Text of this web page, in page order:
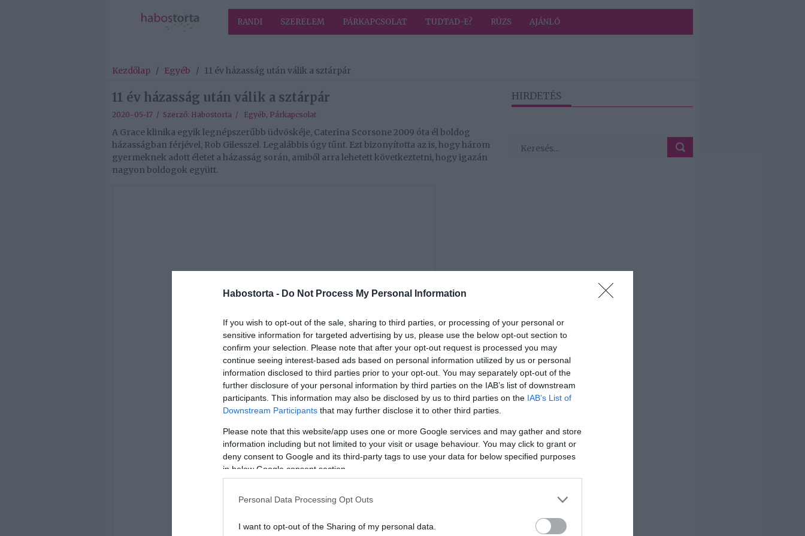
Habostorta - Do Not Process My Personal Information
If you wish to opt-out of the sale, sharing to third parties, or processing of your personal or
sensitive information for targeted advertising by us, please use the below opt-out section to
confirm your selection. Please note that after your opt-out request is processed you may
continue seeing interest-based ads based on personal information utilized by us or personal
information disclosed to third parties prior to your opt-out. You may separately opt-out of the
further disclosure of your personal information by third parties on the IAB’s list of downstream
participants. This information may also be disclosed by us to third parties on the IAB’s List of
Downstream Participants that may further disclose it to other third parties.
Please note that this website/app uses one or more Google services and may gather and store
information including but not limited to your visit or usage behaviour. You may click to grant or
deny consent to Google and its third-party tags to use your data for below specified purposes
in below Google consent section.
Personal Data Processing Opt Outs
I want to opt-out of the Sharing of my personal data.
RANDI SZERELEM PÁRKAPCSOLAT TUDTAD-E? RÚZS AJÁNLÓ
Kezdőlap / Egyéb / 11 év házasság után válik a sztárpár
11 év házasság után válik a sztárpár
2020-05-17 / Szerző: Habostorta / Egyéb, Párkapcsolat
A Grace klinika egyik legnépszerűbb üdvöskéje, Caterina Scorsone 2009 óta él boldog
házasságban férjével, Rob Gilesszel. Legalábbis úgy tűnt. Ezt bizonyította az is, hogy három
gyermeknek adott életet a házasság során, amiből arra lehetett következtetni, hogy igazán
nagyon boldogok együtt.
HIRDETÉS